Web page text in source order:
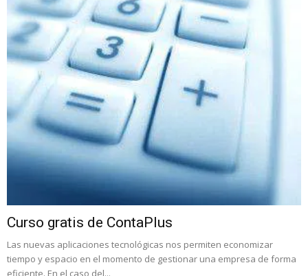
Curso gratis de ContaPlus
Las nuevas aplicaciones tecnológicas nos permiten economizar
tiempo y espacio en el momento de gestionar una empresa de forma
eficiente. En el caso del...